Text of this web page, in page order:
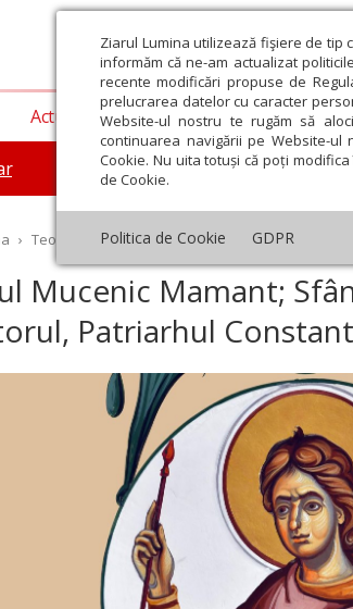
Ziarul Lumina utilizează fişiere de
informăm că ne-am actualizat
recente modificări propuse de
prelucrarea datelor cu caracter
Website-ul nostru te rugăm să
continuarea navigării pe Website-
Cookie. Nu uita totuși că poți
de Cookie.
Politica de Cookie GDPR
Actualitate religioasă Teologie și
Apostolul zilei Evanghelia zilei
› Teologie și spiritualitate › Sinaxar › Sfântul
Mucenic Mamant;
Patriarhul